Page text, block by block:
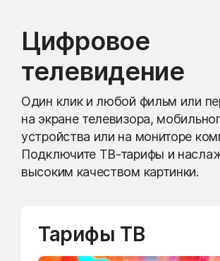
Цифровое
телевидение
Один клик и любой фильм или
на экране телевизора,
устройства или на мониторе
Подключите ТВ-тарифы и
высоким качеством картинки.
Тарифы ТВ